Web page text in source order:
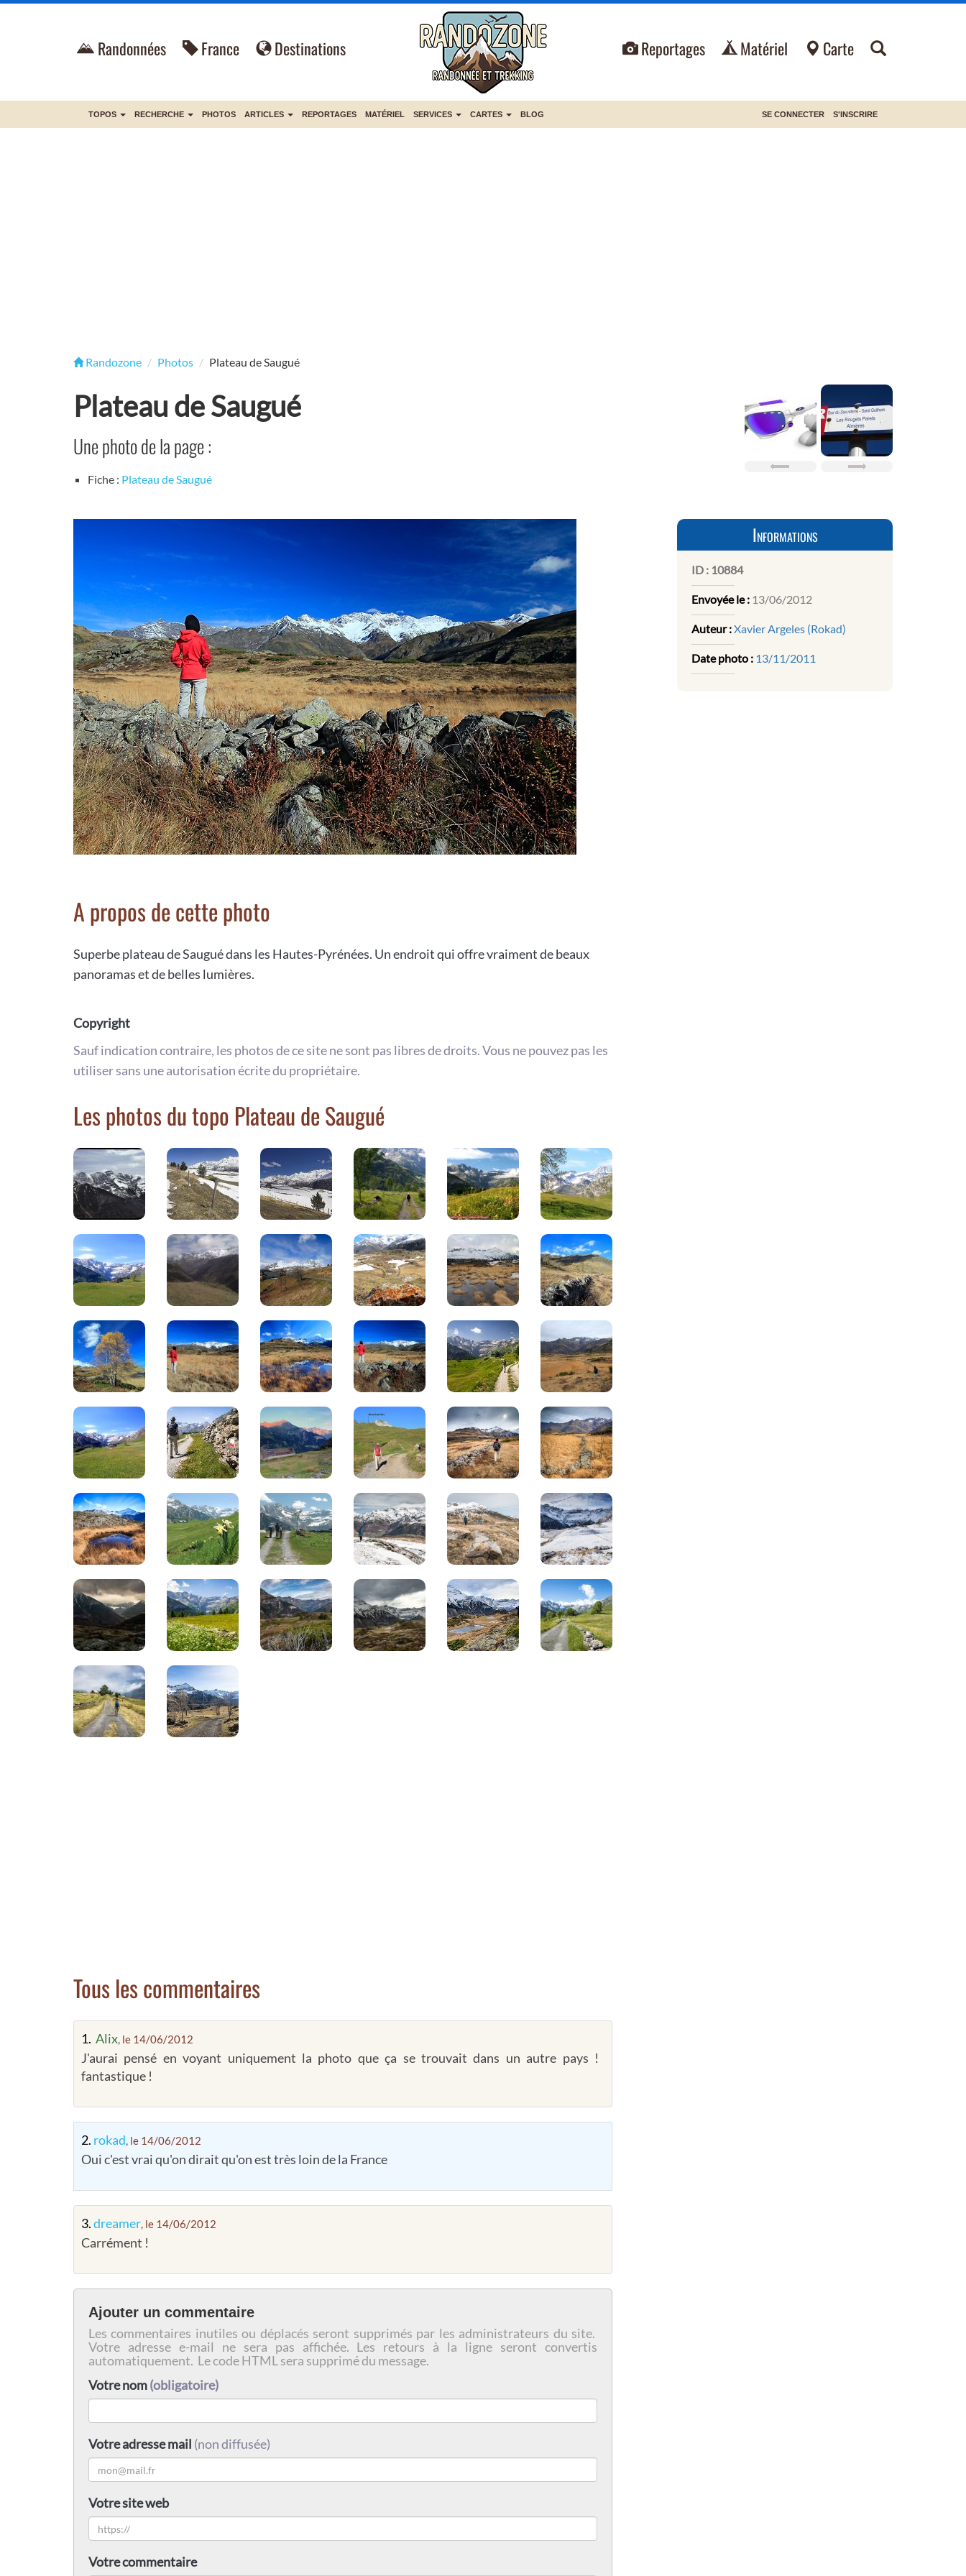
Randonnées France Destinations Reportages Matériel Carte
TOPOS RECHERCHE PHOTOS ARTICLES REPORTAGES MATÉRIEL SERVICES CARTES BLOG SE CONNECTER S'INSCRIRE
Randozone Photos Plateau de Saugué
Plateau de Saugué
Une photo de la page :
Fiche : Plateau de Saugué
A propos de cette photo
Superbe plateau de Saugué dans les Hautes-Pyrénées. Un endroit qui offre vraiment de beaux
panoramas et de belles lumières.
Copyright
Sauf indication contraire, les photos de ce site ne sont pas libres de droits. Vous ne pouvez pas les
utiliser sans une autorisation écrite du propriétaire.
Les photos du topo Plateau de Saugué
Tous les commentaires
1. Alix, le 14/06/2012
J'aurai pensé en voyant uniquement la photo que ça se trouvait dans un autre pays !
fantastique !
2. rokad, le 14/06/2012
Oui c'est vrai qu'on dirait qu'on est très loin de la France
3.dreamer, le 14/06/2012
Carrément !
Ajouter un commentaire
Les commentaires inutiles ou déplacés seront supprimés par les administrateurs du site.
Votre adresse e-mail ne sera pas affichée. Les retours à la ligne seront convertis
automatiquement. Le code HTML sera supprimé du message.
Votre nom(obligatoire)
Votre adresse mail (non diffusée)
Votre site web
Votre commentaire
Informations
ID : 10884
Envoyée le : 13/06/2012
Auteur :Xavier Argeles (Rokad)
Date photo : 13/11/2011